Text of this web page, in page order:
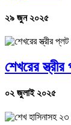
২৯ জুন ২০২৫
শেখরের
০২ জুলাই ২০২৫